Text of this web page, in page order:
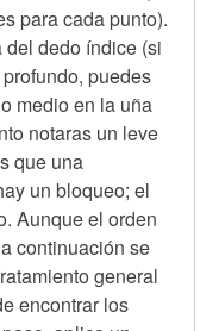
para cada punto).
dedo índice (si
puedes
medio en la uña
notaras un leve
que una
un bloqueo; el
Aunque el orden
continuación se
general
encontrar los